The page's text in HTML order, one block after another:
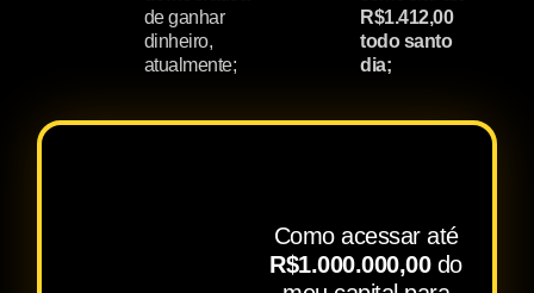
de ganhar
dinheiro,
atualmente;
R$1.412,00
todo santo
dia;
Como acessar até
R$1.000.000,00do